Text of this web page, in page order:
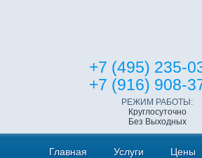
+7 (495) 235-
+7 (916) 908-
РЕЖИМ РАБОТЫ:
Круглосуточно
Без Выходных
Главная Услуги Цены